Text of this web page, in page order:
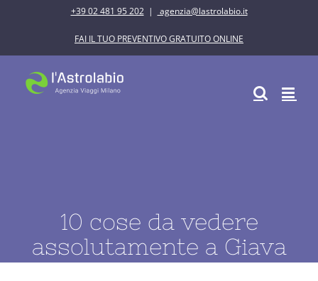
contenuto
+39 02 481 95 202 | agenzia@lastrolabio.it
FAI IL TUO PREVENTIVO GRATUITO ONLINE
10 cose da vedere
assolutamente a Giava